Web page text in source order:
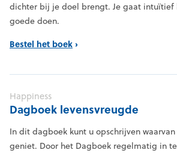
dichter bij je doel brengt. Je gaat intuïtief
goede doen.
Bestel het boek
Happiness
Dagboek levensvreugde
In dit dagboek kunt u opschrijven
geniet. Door het Dagboek regelmatig in te